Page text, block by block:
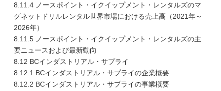
8.11.4 ノースポイント・イクイップメント・レンタルズのマ
グネットドリルレンタル世界市場における売上高（2021年～
2026年）
8.11.5 ノースポイント・イクイップメント・レンタルズの主
要ニュースおよび最新動向
8.12 BCインダストリアル・サプライ
8.12.1 BCインダストリアル・サプライの企業概要
8.12.2 BCインダストリアル・サプライの事業概要